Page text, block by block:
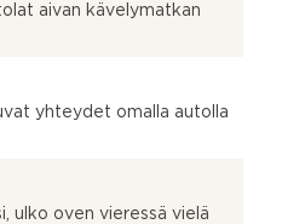
aivan kävelymatkan
yhteydet omalla autolla
ulko oven vieressä vielä